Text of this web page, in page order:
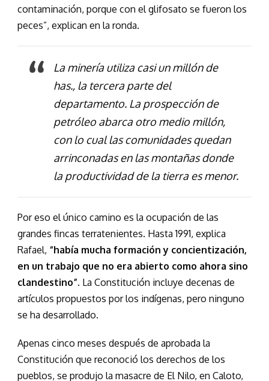
contaminación, porque con el glifosato se fueron los
peces”, explican en la ronda.
La minería utiliza casi un millón de
has., la tercera parte del
departamento. La prospección de
petróleo abarca otro medio millón,
con lo cual las comunidades quedan
arrinconadas en las montañas donde
la productividad de la tierra es menor.
Por eso el único camino es la ocupación de las
grandes fincas terratenientes. Hasta 1991, explica
Rafael, “había mucha formación y concientización,
en un trabajo que no era abierto como ahora sino
clandestino”. La Constitución incluye decenas de
artículos propuestos por los indígenas, pero ninguno
se ha desarrollado.
Apenas cinco meses después de aprobada la
Constitución que reconoció los derechos de los
pueblos, se produjo la masacre de El Nilo, en Caloto,